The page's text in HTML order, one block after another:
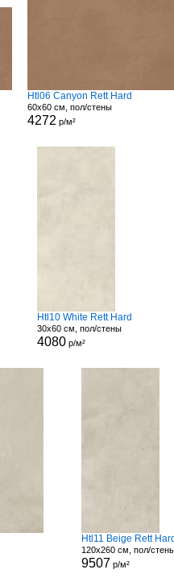
Htl06 Canyon Rett Hard
60x60 см, пол/стены
4272 р/м²
Htl10 White Rett Hard
30x60 см, пол/стены
4080 р/м²
Htl11 Beige Rett Hard
120x260 см, пол/
9507 р/м²